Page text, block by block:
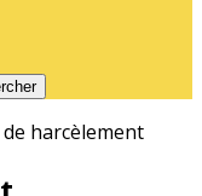
harcèlement